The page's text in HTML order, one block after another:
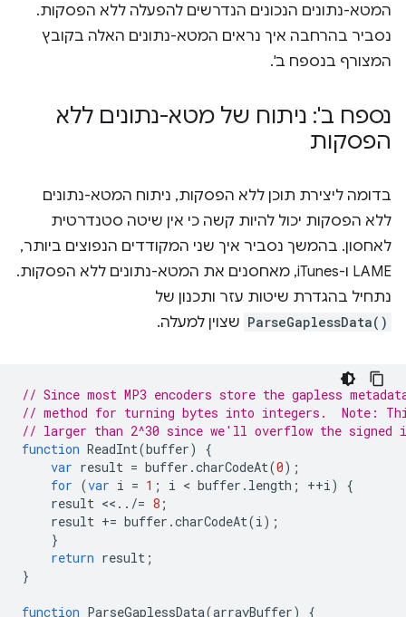
המטא-נתונים הנכונים הנדרשים להפעלה ללא הפסקות.
נסביר בהרחבה איך נראים המטא-נתונים האלה בקובץ
המצורף בנספח ב'.
נספח ב': ניתוח של מטא-נתונים ללא
הפסקות
בדומה ליצירת תוכן ללא הפסקות, ניתוח המטא-נתונים
ללא הפסקות יכול להיות קשה כי אין שיטה סטנדרטית
לאחסון. בהמשך נסביר איך שני המקודדים הנפוצים ביותר,
LAME ו-iTunes, מאחסנים את המטא-נתונים ללא הפסקות.
נתחיל בהגדרת שיטות עזר ותכנון של
ParseGaplessData() שצוין למעלה.
// Since most MP3 encoders store the gapless
// method for turning bytes into integers.  Note:
// larger than 2^30 since we'll overflow the signed
function ReadInt(buffer)
{
var result = buffer .charCodeAt(0);
for (var i = 1 ; i < buffer . length ; ++i )
{
result << .. /= 8 ;
result += buffer .charCodeAt(i );
}
return result ;
}
function ParseGaplessData(arrayBuffer)
{